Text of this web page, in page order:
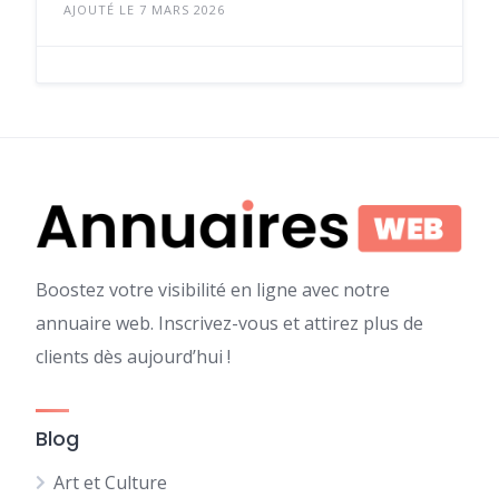
AJOUTÉ LE 7 MARS 2026
Boostez votre visibilité en ligne avec notre
annuaire web. Inscrivez-vous et attirez plus de
clients dès aujourd’hui !
Blog
Art et Culture